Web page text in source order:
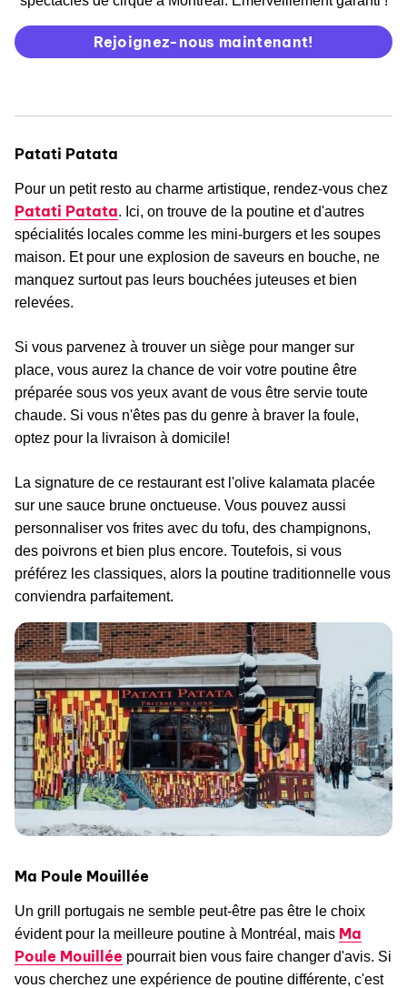
Rejoignez-nous maintenant!
Patati Patata
Pour un petit resto au charme artistique, rendez-vous chez
Patati Patata. Ici, on trouve de la poutine et d'autres
spécialités locales comme les mini-burgers et les soupes
maison. Et pour une explosion de saveurs en bouche, ne
manquez surtout pas leurs bouchées juteuses et bien
relevées.
Si vous parvenez à trouver un siège pour manger sur
place, vous aurez la chance de voir votre poutine être
préparée sous vos yeux avant de vous être servie toute
chaude. Si vous n'êtes pas du genre à braver la foule,
optez pour la livraison à domicile!
La signature de ce restaurant est l'olive kalamata placée
sur une sauce brune onctueuse. Vous pouvez aussi
personnaliser vos frites avec du tofu, des champignons,
des poivrons et bien plus encore. Toutefois, si vous
préférez les classiques, alors la poutine traditionnelle vous
conviendra parfaitement.
Ma Poule Mouillée
Un grill portugais ne semble peut-être pas être le choix
évident pour la meilleure poutine à Montréal, mais Ma
Poule Mouillée pourrait bien vous faire changer d'avis. Si
vous cherchez une expérience de poutine différente, c'est